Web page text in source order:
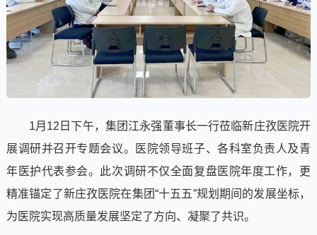
1月12日下午，集团江永强董事长一行莅临新庄孜医院开
展调研并召开专题会议。医院领导班子、各科室负责人及青
年医护代表参会。此次调研不仅全面复盘医院年度工作，更
精准锚定了新庄孜医院在集团“十五五”规划期间的发展坐标，
为医院实现高质量发展坚定了方向、凝聚了共识。